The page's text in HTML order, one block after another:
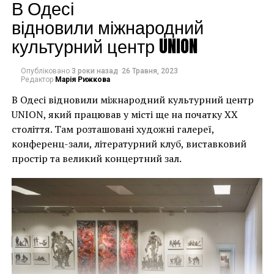
ПОПЕРЕДНЯ СТАТТЯ
Новое приложение предлагает любителям
искусства «создать плейлист музеев»
будинків. Якби ми
могли повернути час
назад, ми б це
зробили”.
Хулігани, які намагалися зафарбувати мурал, злодії,
які відколювали зафарбовані фрагменти, щоб
продати їх у Facebook, тріщини в стіні та члени
окружної ради – це лише деякі з неприємностей, з
якими довелося зіткнутися Куттсам. Після крадіжки
їм довелося за власний кошт найняти охоронця,
який би наглядав за муралом вночі.
Єдиний вихід, кажуть Куттси, – це зняти 22-тонну
фреску, а для цього за останній місяць довелося
“зміцнити її 12 шарами смоли, скловолокна і
п’ятьма тоннами сталі, а також використовувати 40-
Хант Слонем “Thunderbunny”, 2022
В Одесі
відновили міжнародний
культурний центр UNION
Опубліковано 3 роки назад 26 Травня, 2023
Редактор Марія Рижкова
В Одесі відновили міжнародний культурний центр
UNION, який працював у місті ще на початку XX
століття. Там розташовані художні галереї,
конференц-зали, літературний клуб, виставковий
простір та великий концертний зал.